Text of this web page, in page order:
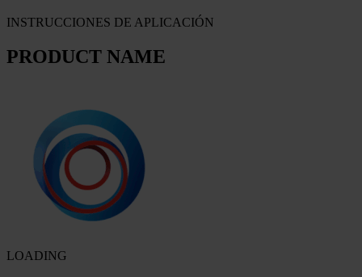
INSTRUCCIONES DE APLICACIÓN
PRODUCT NAME
LOADING